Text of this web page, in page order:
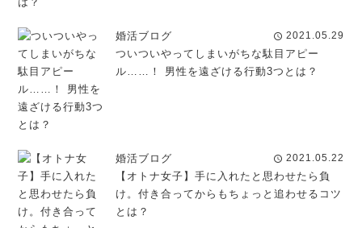
婚活ブログ
ついついやってしまいがちな駄目アピー
ル……！ 男性を遠ざける行動3つとは？
schedule 2021.05.29
婚活ブログ
【オトナ女子】手に入れたと思わせたら負
け。付き合ってからもちょっと追わせるコツ
とは？
schedule 2021.05.22